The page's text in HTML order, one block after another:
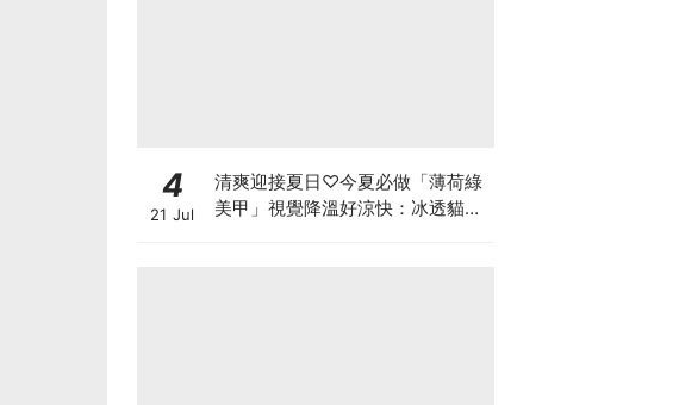
4
21 Jul
清爽迎接夏日♡今夏必做「薄荷綠
美甲」視覺降溫好涼快：冰透貓